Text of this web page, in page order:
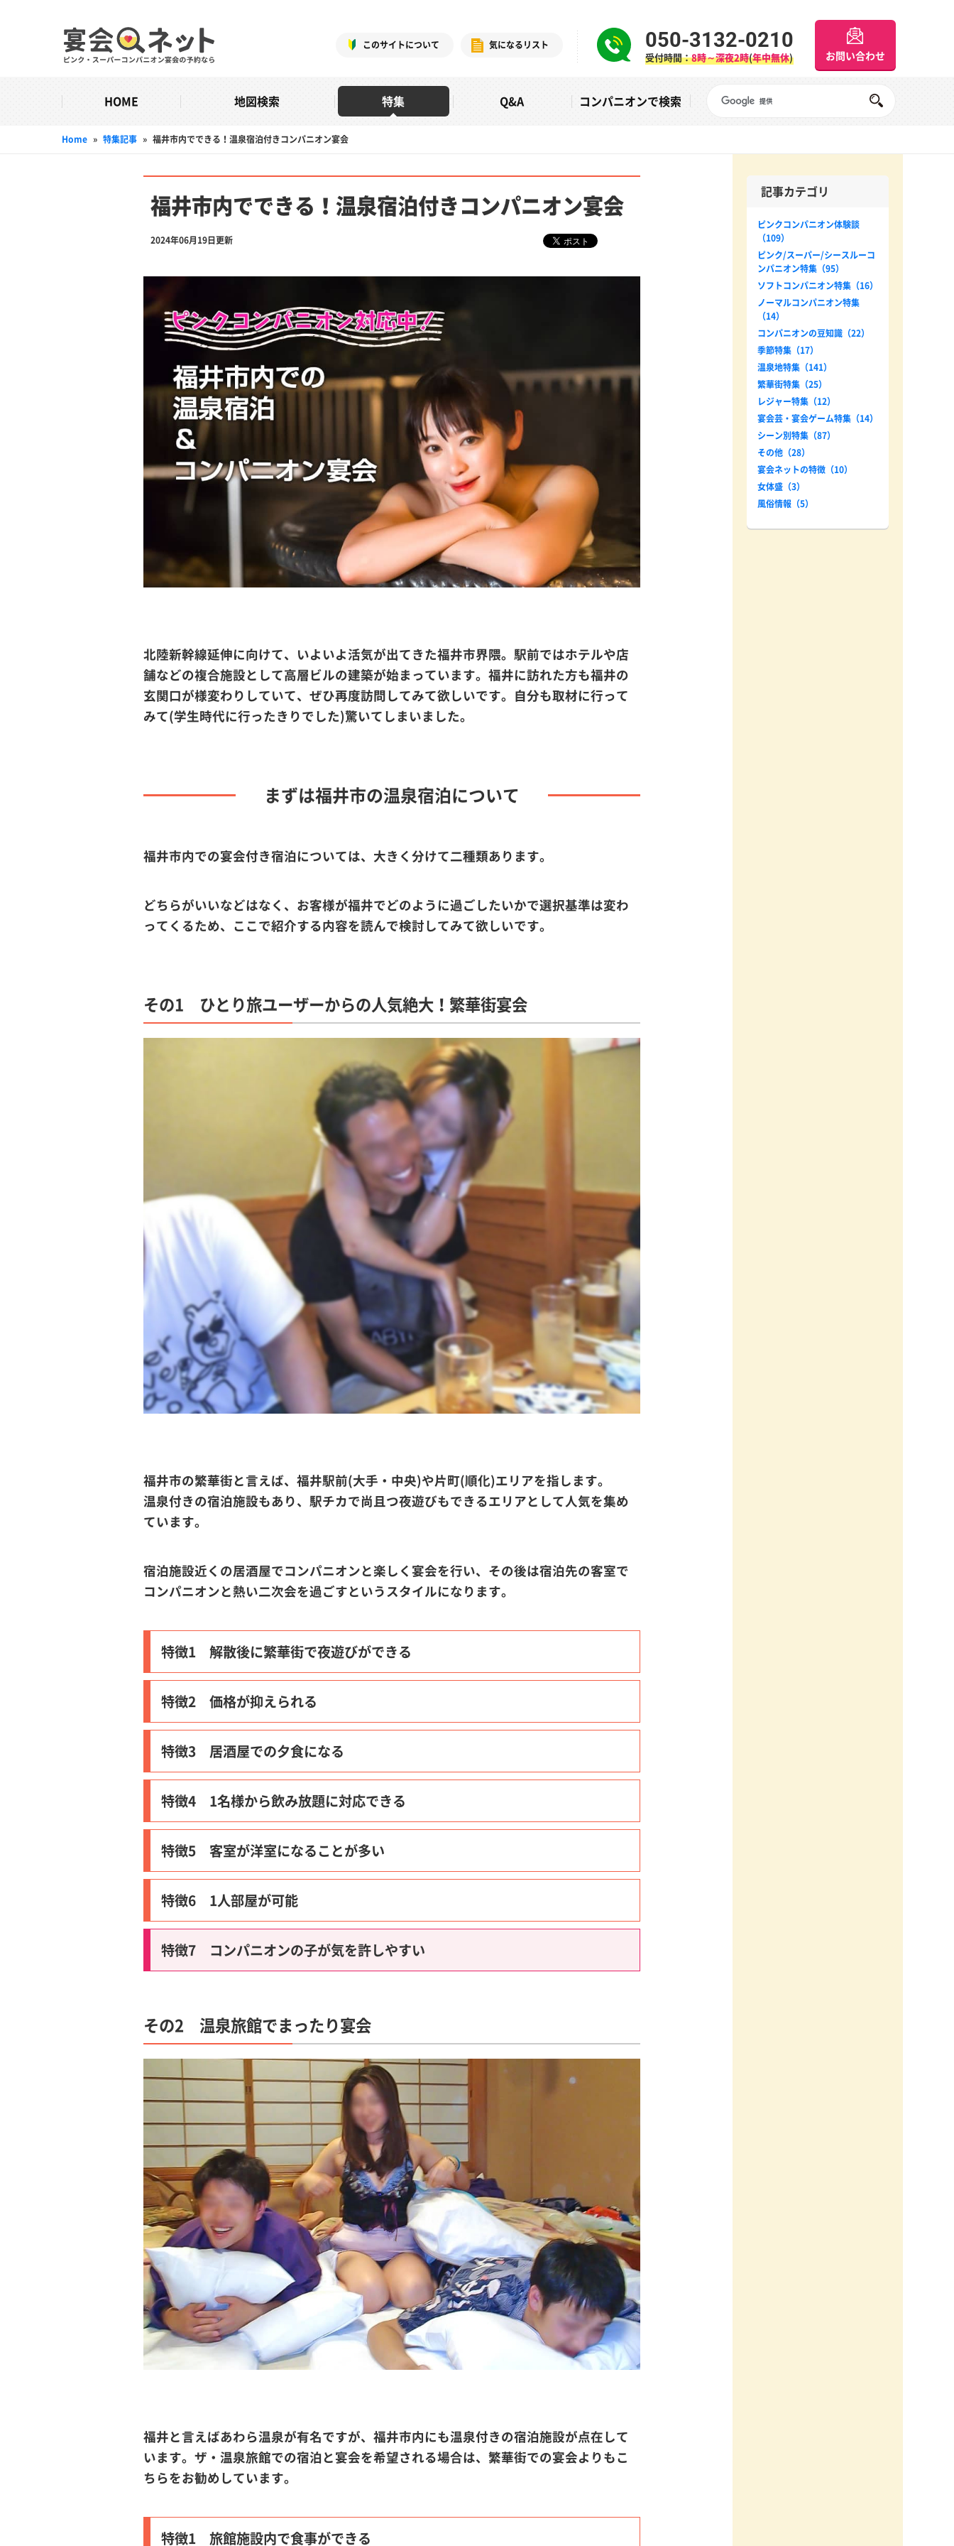
このサイトについて 気になるリスト 050-3132-0210
受付時間：8時～深夜2時(年中無休) お問い合わせ
HOME 地図検索 特集 Q&A コンパニオンで検索
Home » 特集記事 » 福井市内でできる！温泉宿泊付きコンパニオン宴会
福井市内でできる！温泉宿泊付きコンパニオン宴会
2024年06月19日更新
北陸新幹線延伸に向けて、いよいよ活気が出てきた福井市界隈。駅前ではホテルや店
舗などの複合施設として高層ビルの建築が始まっています。福井に訪れた方も福井の
玄関口が様変わりしていて、ぜひ再度訪問してみて欲しいです。自分も取材に行って
みて(学生時代に行ったきりでした)驚いてしまいました。
まずは福井市の温泉宿泊について
福井市内での宴会付き宿泊については、大きく分けて二種類あります。
どちらがいいなどはなく、お客様が福井でどのように過ごしたいかで選択基準は変わ
ってくるため、ここで紹介する内容を読んで検討してみて欲しいです。
その1 ひとり旅ユーザーからの人気絶大！繁華街宴会
福井市の繁華街と言えば、福井駅前(大手・中央)や片町(順化)エリアを指します。
温泉付きの宿泊施設もあり、駅チカで尚且つ夜遊びもできるエリアとして人気を集め
ています。
宿泊施設近くの居酒屋でコンパニオンと楽しく宴会を行い、その後は宿泊先の客室で
コンパニオンと熱い二次会を過ごすというスタイルになります。
特徴1 解散後に繁華街で夜遊びができる
特徴2 価格が抑えられる
特徴3 居酒屋での夕食になる
特徴4 1名様から飲み放題に対応できる
特徴5 客室が洋室になることが多い
特徴6 1人部屋が可能
特徴7 コンパニオンの子が気を許しやすい
その2 温泉旅館でまったり宴会
福井と言えばあわら温泉が有名ですが、福井市内にも温泉付きの宿泊施設が点在して
います。ザ・温泉旅館での宿泊と宴会を希望される場合は、繁華街での宴会よりもこ
ちらをお勧めしています。
特徴1 旅館施設内で食事ができる
記事カテゴリ
ピンクコンパニオン体験談
（109）
ピンク/スーパー/シースルーコ
ンパニオン特集（95）
ソフトコンパニオン特集（16）
ノーマルコンパニオン特集
（14）
コンパニオンの豆知識（22）
季節特集（17）
温泉地特集（141）
繁華街特集（25）
レジャー特集（12）
宴会芸・宴会ゲーム特集（14）
シーン別特集（87）
その他（28）
宴会ネットの特徴（10）
女体盛（3）
風俗情報（5）